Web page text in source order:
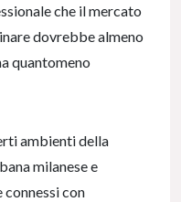
che il mercato
dovrebbe almeno
quantomeno
ambienti della
milanese e
con